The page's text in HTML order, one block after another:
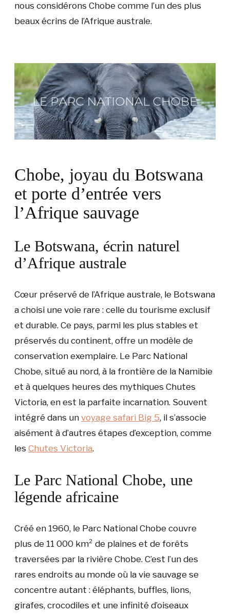
nous considérons Chobe comme l’un des plus
beaux écrins de l’Afrique australe.
Chobe, joyau du Botswana
et porte d’entrée vers
l’Afrique sauvage
Le Botswana, écrin naturel
d’Afrique australe
Cœur préservé de l’Afrique australe, le Botswana
a choisi une voie rare : celle du tourisme exclusif
et durable. Ce pays, parmi les plus stables et
préservés du continent, offre un modèle de
conservation exemplaire. Le Parc National
Chobe, situé au nord, à la frontière de la Namibie
et à quelques heures des mythiques Chutes
Victoria, en est la parfaite incarnation. Souvent
intégré dans un voyage safari Big 5, il s’associe
aisément à d’autres étapes d’exception, comme
les Chutes Victoria.
Le Parc National Chobe, une
légende africaine
Créé en 1960, le Parc National Chobe couvre
plus de 11 000 km² de plaines et de forêts
traversées par la rivière Chobe. C’est l’un des
rares endroits au monde où la vie sauvage se
concentre autant : éléphants, buffles, lions,
girafes, crocodiles et une infinité d’oiseaux